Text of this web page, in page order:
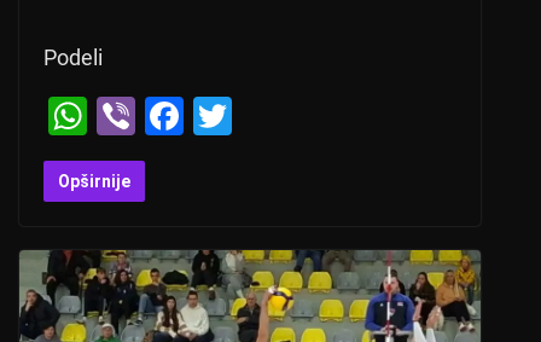
Podeli
W
h
at
A
p
Vi
b
er
F
b
o
Opširnije